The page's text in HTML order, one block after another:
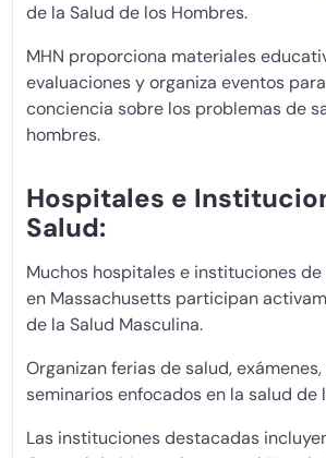
de la Salud de los Hombres.
MHN proporciona materiales
evaluaciones y organiza eventos
conciencia sobre los problemas de
hombres.
Hospitales e
Salud:
Muchos hospitales e instituciones
en Massachusetts participan
de la Salud Masculina.
Organizan ferias de salud,
seminarios enfocados en la salud de
Las instituciones destacadas